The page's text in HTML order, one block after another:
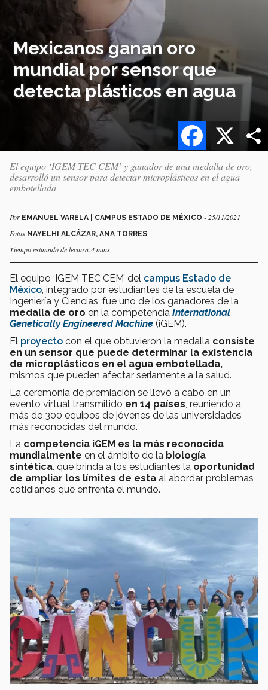
Mexicanos ganan oro
mundial por sensor que
detecta plásticos en agua
X
Facebook
El equipo ‘IGEM TEC CEM’ y ganador de una medalla de oro,
desarrolló un sensor para detectar microplásticos en el agua
embotellada
Por EMANUEL VARELA | CAMPUS ESTADO DE MÉXICO - 25/11/2021
Fotos NAYELHI ALCÁZAR, ANA TORRES
Tiempo estimado de lectura:4 mins
El equipo ‘IGEM TEC CEM’ del campus Estado de
México , integrado por estudiantes de la escuela de
Ingeniería y Ciencias, fue uno de los ganadores de la
medalla de oro en la competencia International
Genetically Engineered Machine (iGEM).
El proyecto con el que obtuvieron la medalla consiste
en un sensor que puede determinar la existencia
de microplásticos en el agua embotellada,
mismos que pueden afectar seriamente a la salud.
La ceremonia de premiación se llevó a cabo en un
evento virtual transmitido en 14 países , reuniendo a
más de 300 equipos de jóvenes de las universidades
más reconocidas del mundo.
La competencia iGEM es la más reconocida
mundialmente en el ámbito de la biología
sintética. que brinda a los estudiantes la oportunidad
de ampliar los límites de esta al abordar problemas
cotidianos que enfrenta el mundo.